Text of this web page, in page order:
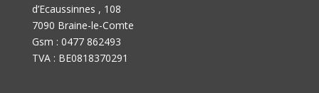
d’Ecaussinnes , 108
7090 Braine-le-Comte
Gsm : 0477 862493
TVA : BE0818370291